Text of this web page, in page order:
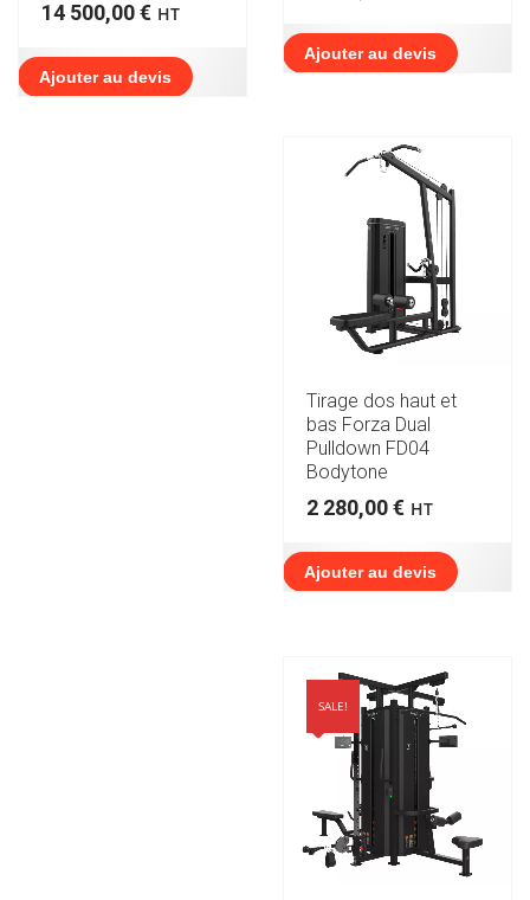
14 500,00€ HT
Ajouter au devis
Ajouter au devis
Tirage dos haut et
bas Forza Dual
Pulldown FD04
Bodytone
2 280,00€ HT
Ajouter au devis
SALE!